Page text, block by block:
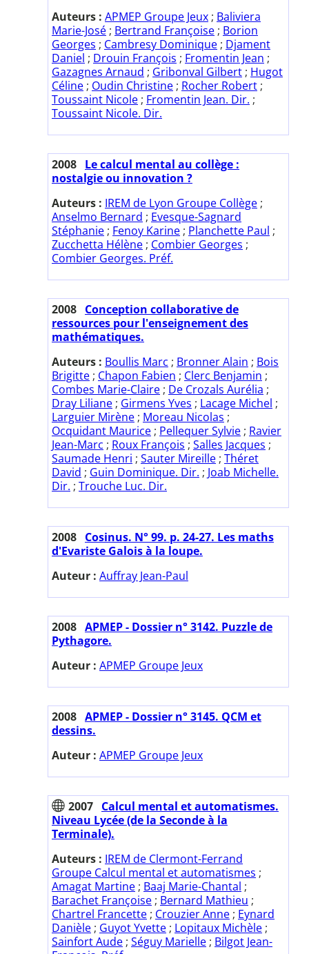
Auteurs : APMEP Groupe Jeux ; Baliviera
Marie-José ; Bertrand Françoise ; Borion
Georges ; Cambresy Dominique ; Djament
Daniel ; Drouin François ; Fromentin Jean ;
Gazagnes Arnaud ; Gribonval Gilbert ; Hugot
Céline ; Oudin Christine ; Rocher Robert ;
Toussaint Nicole ; Fromentin Jean. Dir. ;
Toussaint Nicole. Dir.
2008 Le calcul mental au collège :
nostalgie ou innovation ?
Auteurs : IREM de Lyon Groupe Collège ;
Anselmo Bernard ; Evesque-Sagnard
Stéphanie ; Fenoy Karine ; Planchette Paul ;
Zucchetta Hélène ; Combier Georges ;
Combier Georges. Préf.
2008 Conception collaborative de
ressources pour l'enseignement des
mathématiques.
Auteurs : Boullis Marc ; Bronner Alain ; Bois
Brigitte ; Chapon Fabien ; Clerc Benjamin ;
Combes Marie-Claire ; De Crozals Aurélia ;
Dray Liliane ; Girmens Yves ; Lacage Michel ;
Larguier Mirène ; Moreau Nicolas ;
Ocquidant Maurice ; Pellequer Sylvie ; Ravier
Jean-Marc ; Roux François ; Salles Jacques ;
Saumade Henri ; Sauter Mireille ; Théret
David ; Guin Dominique. Dir. ; Joab Michelle.
Dir. ; Trouche Luc. Dir.
2008 Cosinus. N° 99. p. 24-27. Les maths
d'Evariste Galois à la loupe.
Auteur : Auffray Jean-Paul
2008 APMEP - Dossier n° 3142. Puzzle de
Pythagore.
Auteur : APMEP Groupe Jeux
2008 APMEP - Dossier n° 3145. QCM et
dessins.
Auteur : APMEP Groupe Jeux
2007 Calcul mental et automatismes.
Niveau Lycée (de la Seconde à la
Terminale).
Auteurs : IREM de Clermont-Ferrand
Groupe Calcul mental et automatismes ;
Amagat Martine ; Baaj Marie-Chantal ;
Barachet Françoise ; Bernard Mathieu ;
Chartrel Francette ; Crouzier Anne ; Eynard
Danièle ; Guyot Yvette ; Lopitaux Michèle ;
Sainfort Aude ; Séguy Marielle ; Bilgot Jean-